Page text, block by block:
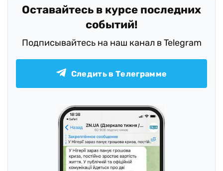
Оставайтесь в курсе последних
событий!
Подписывайтесь на наш канал в Telegram
Следить в Телеграмме